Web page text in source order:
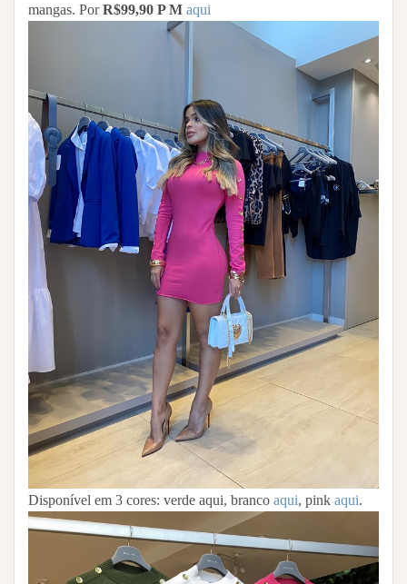
mangas. PorR$99,90 P M aqui
Disponível em 3 cores: verde aqui, branco aqui, pink aqui.